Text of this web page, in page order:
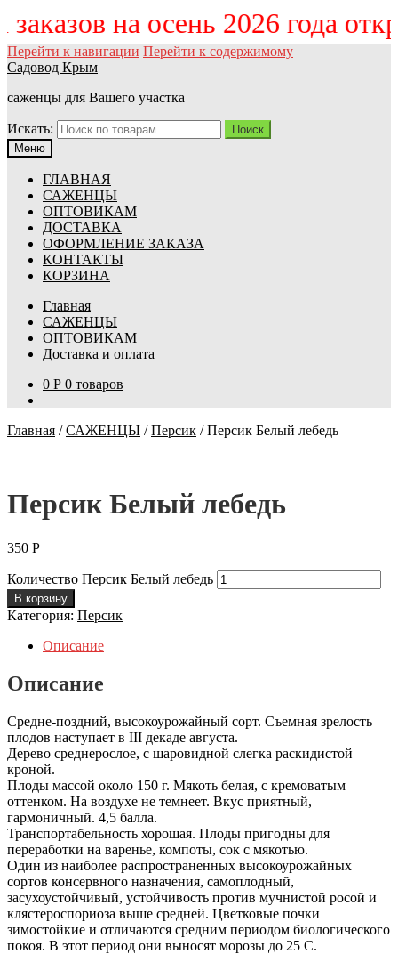
заказов на осень 2026 года
Перейти к навигации Перейти к содержимому
Садовод Крым
саженцы для Вашего участка
Искать:
Поиск
Меню
ГЛАВНАЯ
САЖЕНЦЫ
ОПТОВИКАМ
ДОСТАВКА
ОФОРМЛЕНИЕ ЗАКАЗА
КОНТАКТЫ
КОРЗИНА
Главная
САЖЕНЦЫ
ОПТОВИКАМ
Доставка и оплата
0 Р 0 товаров
Главная /САЖЕНЦЫ /Персик /Персик Белый лебедь
Персик Белый лебедь
350 Р
Количество Персик Белый лебедь
В корзину
Категория: Персик
Описание
Описание
Средне-поздний, высокоурожайный сорт. Съемная зрелость
плодов наступает в III декаде августа.
Дерево среднерослое, с шаровидной слегка раскидистой
кроной.
Плоды массой около 150 г. Мякоть белая, с кремоватым
оттенком. На воздухе не темнеет. Вкус приятный,
гармоничный. 4,5 балла.
Транспортабельность хорошая. Плоды пригодны для
переработки на варенье, компоты, сок с мякотью.
Один из наиболее распространенных высокоурожайных
сортов консервного назначения, самоплодный,
засухоустойчивый, устойчивость против мучнистой росой и
клястероспориоза выше средней. Цветковые почки
зимостойкие и отличаются средним периодом биологического
покоя. В этот период они выносят морозы до 25 С.